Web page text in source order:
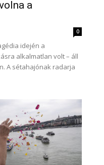
a
0
idején a
alkalmatlan volt – áll
A sétahajónak radarja